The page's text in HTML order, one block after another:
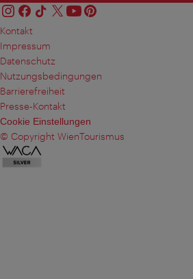
Kontakt
Impressum
Datenschutz
Nutzungsbedingungen
Barrierefreiheit
Presse-Kontakt
Cookie Einstellungen
© Copyright WienTourismus